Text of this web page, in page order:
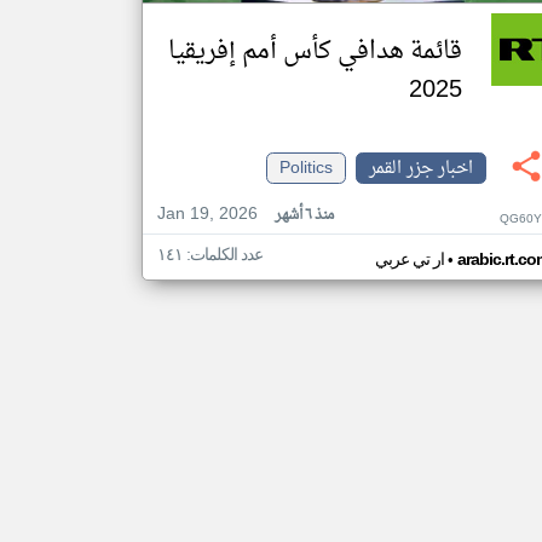
قائمة هدافي كأس أمم إفريقيا
2025
اخبار جزر القمر
Politics
Jan 19, 2026
منذ ٦ أشهر
ار تي عربي• عدد الكلمات: ١٤١